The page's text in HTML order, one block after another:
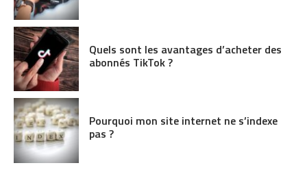
Quels sont les avantages d’acheter des
abonnés TikTok ?
Pourquoi mon site internet ne s’indexe
pas ?